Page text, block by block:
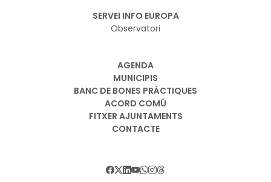
SERVEI INFO EUROPA
Observatori
AGENDA
MUNICIPIS
BANC DE BONES PRÀCTIQUES
ACORD COMÚ
FITXER AJUNTAMENTS
CONTACTE